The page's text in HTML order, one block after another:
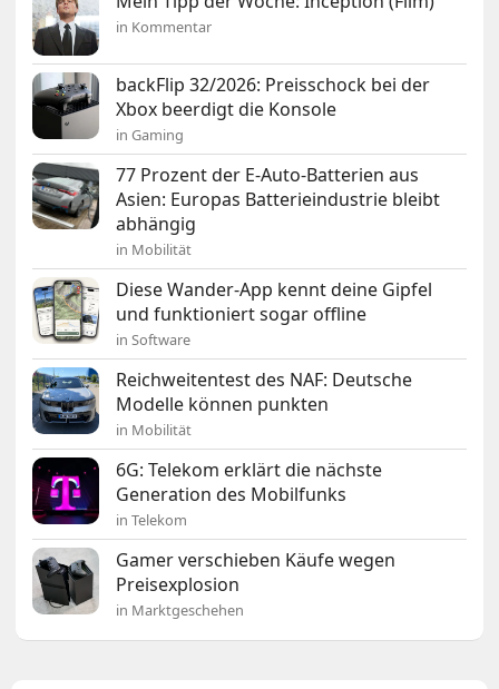
in Kommentar
backFlip 32/2026: Preisschock bei der
Xbox beerdigt die Konsole
in Gaming
77 Prozent der E-Auto-Batterien aus
Asien: Europas Batterieindustrie bleibt
abhängig
in Mobilität
Diese Wander-App kennt deine Gipfel
und funktioniert sogar offline
in Software
Reichweitentest des NAF: Deutsche
Modelle können punkten
in Mobilität
6G: Telekom erklärt die nächste
Generation des Mobilfunks
in Telekom
Gamer verschieben Käufe wegen
Preisexplosion
in Marktgeschehen